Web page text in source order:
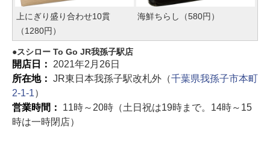
上にぎり盛り合わせ10貫
（1280円）
海鮮ちらし（580円）
スシロー To Go JR我孫子駅店
開店日： 2021年2月26日
所在地： JR東日本我孫子駅改札外（千葉県我孫子市本町
2-1-1）
営業時間： 11時～20時（土日祝は19時まで。14時～15
時は一時閉店）